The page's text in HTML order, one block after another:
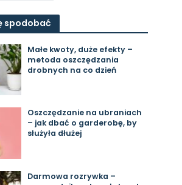
spodobać
Małe kwoty, duże efekty –
metoda oszczędzania
drobnych na co dzień
Oszczędzanie na ubraniach
– jak dbać o garderobę, by
służyła dłużej
Darmowa rozrywka –